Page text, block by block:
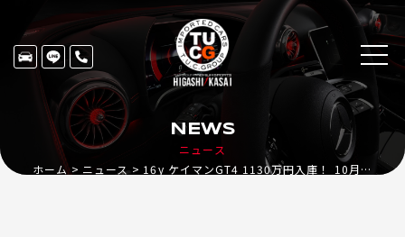
ニュース
NEWS
ホーム ニュース 16y ケイマンGT4 1130万円入庫！ 10月19日